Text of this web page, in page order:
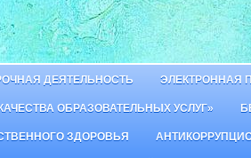
ДЕЯТЕЛЬНОСТЬ ЭЛЕКТРОННАЯ
ОБРАЗОВАТЕЛЬНЫХ УСЛУГ»
ЗДОРОВЬЯ